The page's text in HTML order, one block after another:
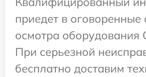
приедет в оговоренные
осмотра оборудования
При серьезной
бесплатно доставим